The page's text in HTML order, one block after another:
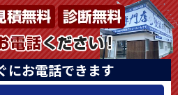
にお電話できます